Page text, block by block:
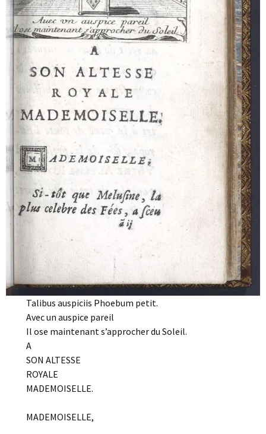
Talibus auspiciis Phoebum petit.
Avec un auspice pareil
Il ose maintenant s’approcher du Soleil.
A
SON ALTESSE
ROYALE
MADEMOISELLE.
MADEMOISELLE,